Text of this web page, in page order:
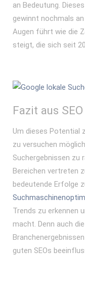
an Bedeutung.
gewinnt nochmals
Augen führt wie die
steigt, die sich seit
Fazit aus
Um dieses Potential
zu versuchen
Suchergebnissen zu
Bereichen vertreten
bedeutende Erfolge
Trends zu erkennen
macht. Denn auch
guten SEOs